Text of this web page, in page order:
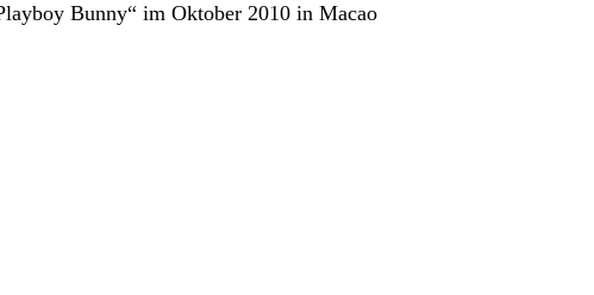
Bunny“ im Oktober 2010 in Macao